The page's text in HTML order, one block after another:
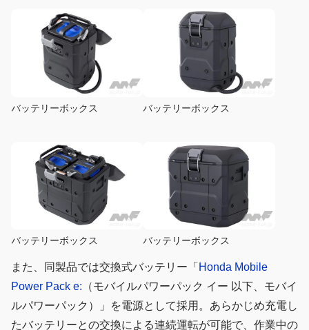
バッテリーボックス バッテリーボックス
バッテリーボックス バッテリーボックス
また、同製品では交換式バッテリー「 Honda Mobile
Power Pack e: （モバイルパワーパック イー 以下、モバイ
ルパワーパック）」を電源として採用。あらかじめ充電し
たバッテリーとの交換による連続運転が可能で、作業中の